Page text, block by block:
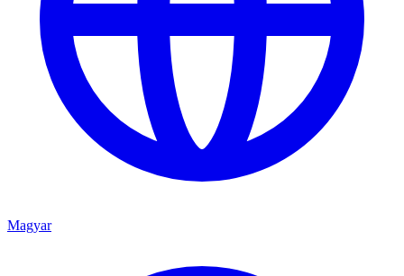
Magyar